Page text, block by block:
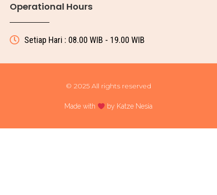
Operational Hours
Setiap Hari : 08.00 WIB - 19.00 WIB
© 2025 All rights reserved
Made with by Katze Nesia